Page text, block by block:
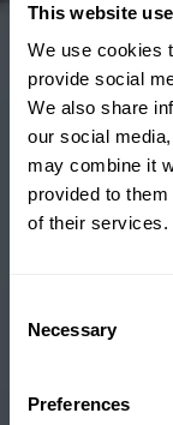
This website
We use cookies
provide social
We also share
our social
may combine it
provided to
of their services.
Selection
Necessary
Preferences